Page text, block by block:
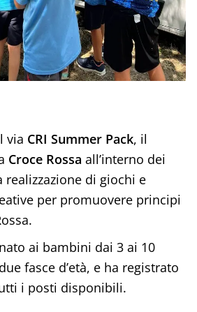
via CRI Summer Pack, il
Croce Rossa all’interno dei
realizzazione di giochi e
per promuovere principi
ai bambini dai 3 ai 10
fasce d’età, e ha registrato
i posti disponibili.